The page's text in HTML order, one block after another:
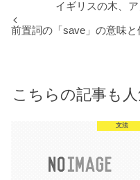
イギリスの木、
前置詞の「save」の意味
こちらの記事も人
文法